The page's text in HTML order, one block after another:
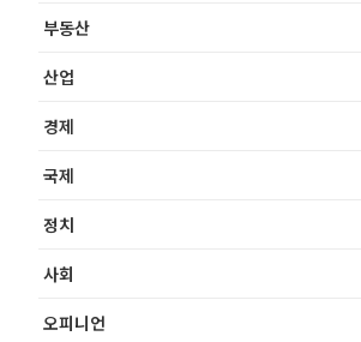
부동산
산업
경제
국제
정치
사회
오피니언